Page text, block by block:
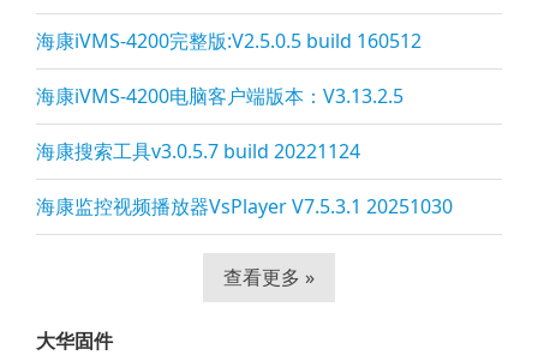
海康iVMS-4200完整版:V2.5.0.5 build 160512
海康iVMS-4200电脑客户端版本：V3.13.2.5
海康搜索工具v3.0.5.7 build 20221124
海康监控视频播放器VsPlayer V7.5.3.1 20251030
查看更多 »
大华固件